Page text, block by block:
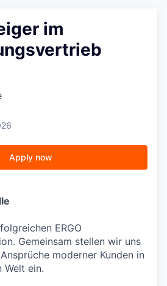
im
Apply now
ERGO
Gemeinsam stellen wir uns
moderner Kunden in
Welt ein.